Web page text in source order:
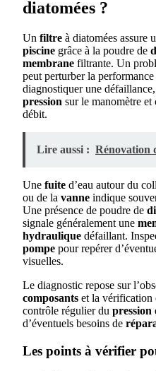
diatomées ?
Un filtre à diatomées assure
piscine grâce à la poudre de
membrane filtrante. Un
peut perturber la
diagnostiquer une
pression sur le manomètre et
débit.
Lire aussi : Rénovation
Une fuite d’eau autour du
ou de la vanne indique
Une présence de poudre de
signale généralement une
hydraulique défaillant.
pompe pour repérer
visuelles.
Le diagnostic repose sur
composants et la vérification
contrôle régulier du pression
d’éventuels besoins de
Les points à vérifier